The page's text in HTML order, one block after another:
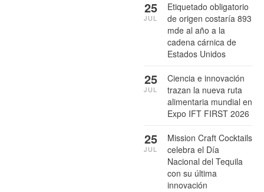
Etiquetado obligatorio
de origen costaría 893
mde al año a la
cadena cárnica de
Estados Unidos
25
JUL
Ciencia e innovación
trazan la nueva ruta
alimentaria mundial en
Expo IFT FIRST 2026
25
JUL
Mission Craft Cocktails
celebra el Día
Nacional del Tequila
con su última
innovación
25
JUL